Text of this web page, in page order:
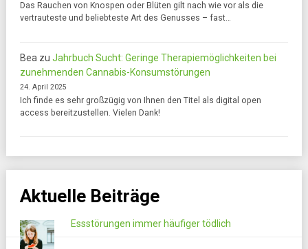
Das Rauchen von Knospen oder Blüten gilt nach wie vor als die
vertrauteste und beliebteste Art des Genusses – fast…
Bea zu Jahrbuch Sucht: Geringe Therapiemöglichkeiten bei
zunehmenden Cannabis-Konsumstörungen
24. April 2025
Ich finde es sehr großzügig von Ihnen den Titel als digital open
access bereitzustellen. Vielen Dank!
Aktuelle Beiträge
Essstörungen immer häufiger tödlich